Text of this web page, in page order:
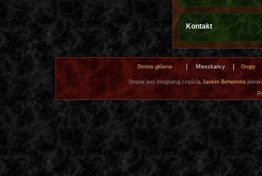
Kontakt
Strona główna Mieszkańcy Grupy
Strona jest integralną częścią Jaskini Behemota